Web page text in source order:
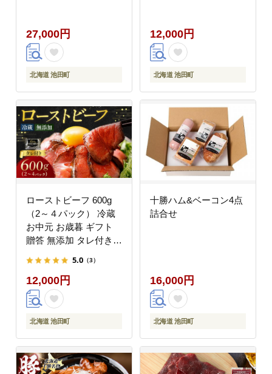
27,000円
北海道 池田町
12,000円
北海道 池田町
ローストビーフ 600g
（2～４パック） 冷蔵
お中元 お歳暮 ギフト
贈答 無添加 タレ付き
十勝ローストビーフ
5.0 （3）
12,000円
北海道 池田町
十勝ハム&ベーコン4点
詰合せ
16,000円
北海道 池田町